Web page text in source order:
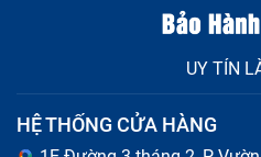
tương đối cao. Câu hỏi đặt
nguyên bộ màn hình, có
Chúng khác nhau ở điểm
UY TÍN
HỆ THỐNG CỬA HÀNG